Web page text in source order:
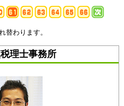
替わります。
理士事務所